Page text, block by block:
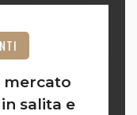
mercato
salita e